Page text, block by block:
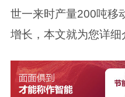
世一来时产量200吨移
增长，本文就为您详细